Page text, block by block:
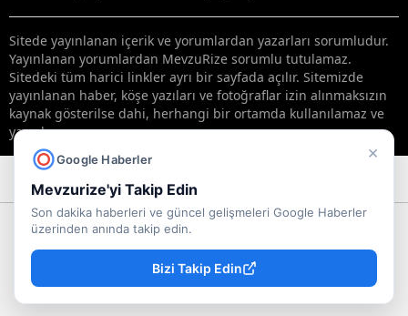
×
Google Haberler
Mevzurize'yi Takip Edin
Son dakika haberleri ve güncel gelişmeleri Google Haberler
üzerinden anında takip edin.
Bizi Takip Edin
Sitede yayınlanan içerik ve yorumlardan yazarları sorumludur.
Yayınlanan yorumlardan MevzuRize sorumlu tutulamaz.
Sitedeki tüm harici linkler ayrı bir sayfada açılır. Sitemizde
yayınlanan haber, köşe yazıları ve fotoğraflar izin alınmaksızın
kaynak gösterilse dahi, herhangi bir ortamda kullanılamaz ve
yayınlanamaz